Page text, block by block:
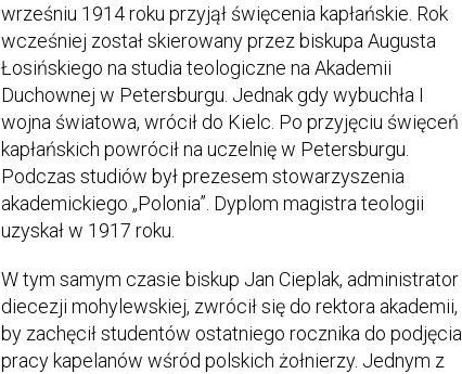
wrześniu 1914 roku przyjął święcenia kapłańskie. Rok
wcześniej został skierowany przez biskupa Augusta
Łosińskiego na studia teologiczne na Akademii
Duchownej w Petersburgu. Jednak gdy wybuchła I
wojna światowa, wrócił do Kielc. Po przyjęciu święceń
kapłańskich powrócił na uczelnię w Petersburgu.
Podczas studiów był prezesem stowarzyszenia
akademickiego „Polonia”. Dyplom magistra teologii
uzyskał w 1917 roku.
W tym samym czasie biskup Jan Cieplak, administrator
diecezji mohylewskiej, zwrócił się do rektora akademii,
by zachęcił studentów ostatniego rocznika do podjęcia
pracy kapelanów wśród polskich żołnierzy. Jednym z